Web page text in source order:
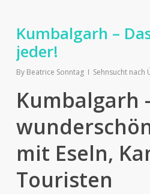
Kumbalgarh –
jeder!
By Beatrice Sonntag Sehnsucht nach
Kumbalgarh
mit Eseln,
Touristen